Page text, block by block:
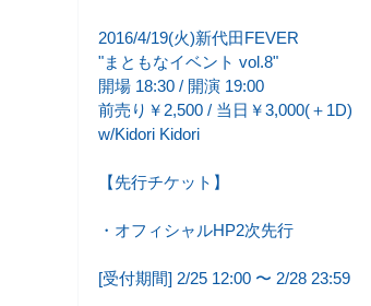
2016/4/19(火)新代田FEVER
"まともなイベント vol.8"
開場 18:30 / 開演 19:00
前売り￥2,500 / 当日￥3,000(＋1D)
w/Kidori Kidori
【先行チケット】
・オフィシャルHP2次先行
[受付期間] 2/25 12:00 〜 2/28 23:59